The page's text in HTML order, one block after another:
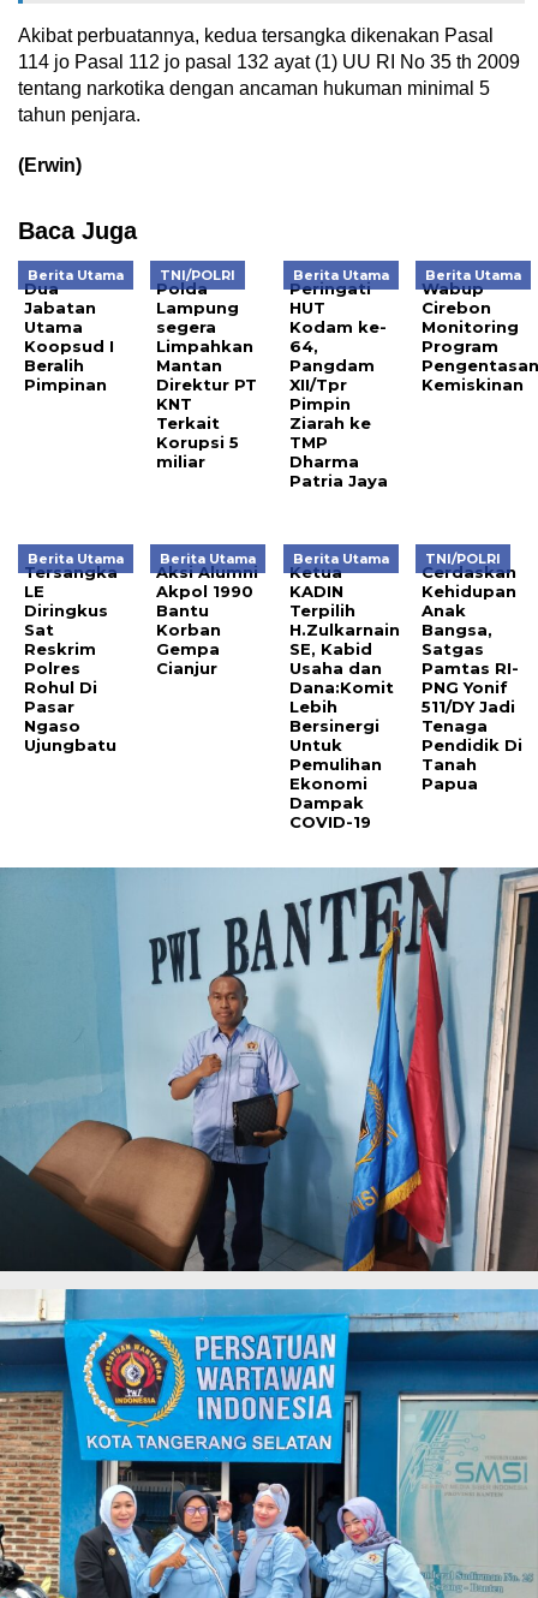
Akibat perbuatannya, kedua tersangka dikenakan Pasal
114 jo Pasal 112 jo pasal 132 ayat (1) UU RI No 35 th 2009
tentang narkotika dengan ancaman hukuman minimal 5
tahun penjara.
(Erwin)
Baca Juga
Berita Utama
Dua
Jabatan
Utama
Koopsud I
Beralih
Pimpinan
TNI/POLRI
Polda
Lampung
segera
Limpahkan
Mantan
Direktur PT
KNT
Terkait
Korupsi 5
miliar
Berita Utama
Peringati
HUT
Kodam ke-
64,
Pangdam
XII/Tpr
Pimpin
Ziarah ke
TMP
Dharma
Patria Jaya
Berita Utama
Wabup
Cirebon
Monitoring
Program
Kemiskinan
Berita Utama
Tersangka
LE
Diringkus
Sat
Reskrim
Polres
Rohul Di
Pasar
Ngaso
Ujungbatu
Berita Utama
Aksi Alumni
Akpol 1990
Bantu
Korban
Gempa
Cianjur
Berita Utama
Ketua
KADIN
Terpilih
H.Zulkarnain
SE, Kabid
Usaha dan
Dana:Komit
Lebih
Bersinergi
Untuk
Pemulihan
Ekonomi
Dampak
COVID-19
TNI/POLRI
Cerdaskan
Kehidupan
Anak
Bangsa,
Satgas
Pamtas RI-
PNG Yonif
511/DY Jadi
Tenaga
Pendidik Di
Tanah
Papua